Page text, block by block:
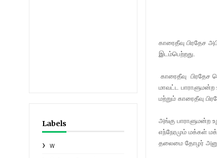
Labels
W
காரைதீவு பிரதேச
இடம்பெற்றது.
காரைதீவு பிரதேச
மாவட்ட
மற்றும் காரைதீவு
அங்கு பாராளுமன்ற
எந்நேரமும் மக்கள்
தலைமை தோழர்